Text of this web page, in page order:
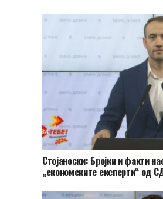
Стојаноски: Бројки и факти
„економските експерти“ од